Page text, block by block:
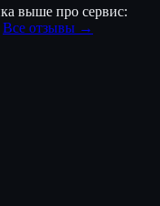
выше про сервис:
Все отзывы →